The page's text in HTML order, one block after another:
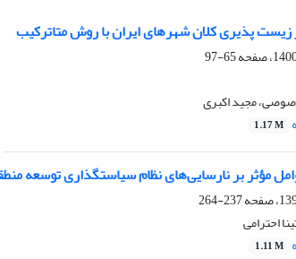
پذیری کلان شهرهای ایران با روش متاترکیب
65-97
مجید اکبری
1.17 M
مؤثر بر نارسایی‌های نظام سیاستگذاری توسعه
237-264
احترامی
1.11 M